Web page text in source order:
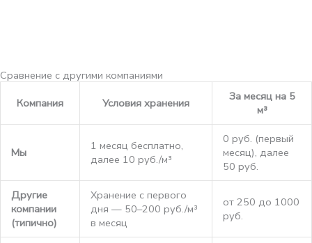
Сравнение с другими компаниями
Компания
Условия хранения
За месяц на 5
м³
Мы
1 месяц бесплатно,
далее 10 руб./м³
0 руб. (первый
месяц), далее
50 руб.
Другие
компании
(типично)
Хранение с первого
дня — 50–200 руб./м³
в месяц
от 250 до 1000
руб.